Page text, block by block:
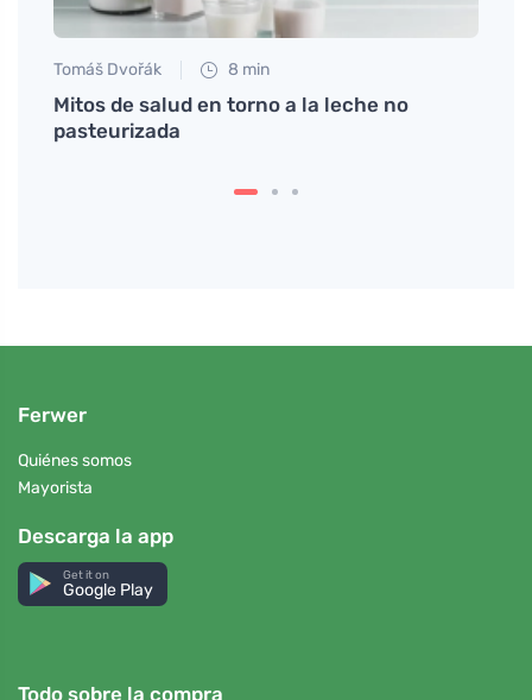
Tomáš Dvořák 8 min
Mitos de salud en torno a la leche no
pasteurizada
Ferwer
Quiénes somos
Mayorista
Descarga la app
Get it on
Google Play
Todo sobre la compra